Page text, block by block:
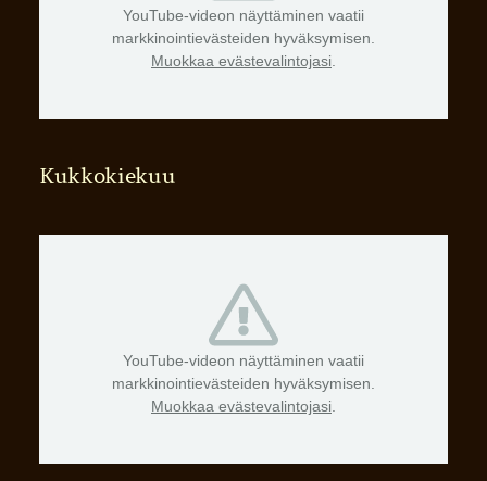
YouTube-videon näyttäminen vaatii
markkinointievästeiden hyväksymisen.
Muokkaa evästevalintojasi.
Kukkokiekuu
YouTube-videon näyttäminen vaatii
markkinointievästeiden hyväksymisen.
Muokkaa evästevalintojasi